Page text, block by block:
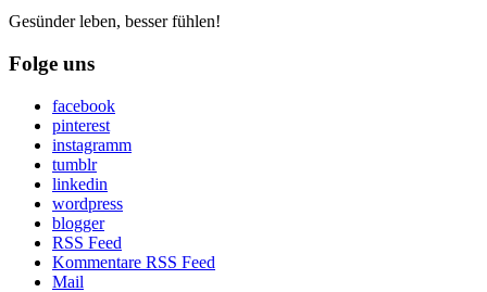
Gesünder leben, besser fühlen!
Folge uns
facebook
pinterest
instagramm
tumblr
linkedin
wordpress
blogger
RSS Feed
Kommentare RSS Feed
Mail